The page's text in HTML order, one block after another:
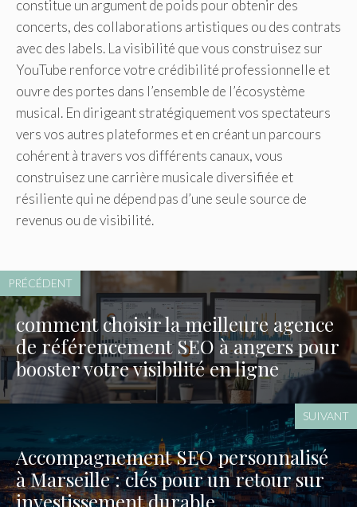
constitue un argument de poids pour obtenir des
concerts, des collaborations artistiques ou des contrats
avec des labels. La visibilité que vous construisez sur
YouTube renforce votre crédibilité professionnelle et
ouvre des portes dans l’ensemble de l’écosystème
musical. En dirigeant stratégiquement vos spectateurs
vers vos autres plateformes et en créant un parcours
cohérent à travers vos différents canaux, vous
construisez une carrière musicale diversifiée et
résiliente qui ne dépend pas d’une seule source de
revenus ou de visibilité.
PRÉCÉDENT
comment choisir la meilleure agence
de référencement SEO à angers pour
booster votre visibilité en ligne
SUIVANT
Accompagnement SEO personnalisé
à Marseille : clés pour un retour sur
investissement durable